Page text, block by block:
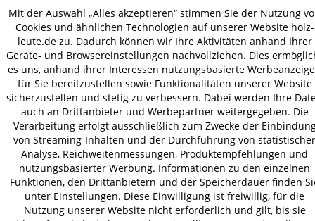
VERSAND
AGB Datenschutz
Impressum
© 2026 HOLZ-LEUTE
* Alle Preise inkl. gesetzl. Mehrwertsteuer zzgl.Versandkosten.
Mit der Auswahl „Alles akzeptieren“ stimmen Sie der Nutzung
Cookies und ähnlichen Technologien auf unserer Website holz-
leute.de zu. Dadurch können wir Ihre Aktivitäten anhand Ihrer
Geräte- und Browsereinstellungen nachvollziehen. Dies
es uns, anhand ihrer Interessen nutzungsbasierte
für Sie bereitzustellen sowie Funktionalitäten unserer Website
sicherzustellen und stetig zu verbessern. Dabei werden Ihre
auch an Drittanbieter und Werbepartner weitergegeben. Die
Verarbeitung erfolgt ausschließlich zum Zwecke der
von Streaming-Inhalten und der Durchführung von statistischer
Analyse, Reichweitenmessungen, Produktempfehlungen und
nutzungsbasierter Werbung. Informationen zu den einzelnen
Funktionen, den Drittanbietern und der Speicherdauer finden
unter Einstellungen. Diese Einwilligung ist freiwillig, für die
Nutzung unserer Website nicht erforderlich und gilt, bis sie